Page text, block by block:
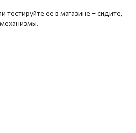
тестируйте её в магазине – сидите,